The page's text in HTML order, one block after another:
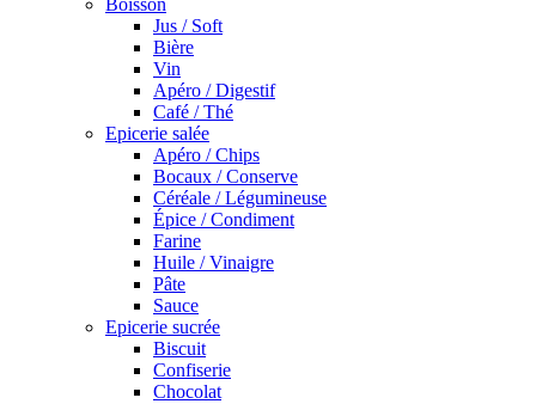
Boisson
Jus / Soft
Bière
Vin
Apéro / Digestif
Café / Thé
Epicerie salée
Apéro / Chips
Bocaux / Conserve
Céréale / Légumineuse
Épice / Condiment
Farine
Huile / Vinaigre
Pâte
Sauce
Epicerie sucrée
Biscuit
Confiserie
Chocolat